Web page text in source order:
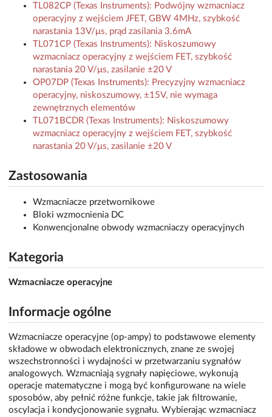
TL082CP (Texas Instruments): Podwójny wzmacniacz
operacyjny z wejściem JFET, GBW 4MHz, szybkość
narastania 13V/μs, prąd zasilania 3.6mA
TL071CP (Texas Instruments): Niskoszumowy
wzmacniacz operacyjny z wejściem FET, szybkość
narastania 20 V/μs, zasilanie ±20 V
OP07DP (Texas Instruments): Precyzyjny wzmacniacz
operacyjny, niskoszumowy, ±15V, nie wymaga
zewnętrznych elementów
TL071BCDR (Texas Instruments): Niskoszumowy
wzmacniacz operacyjny z wejściem FET, szybkość
narastania 20 V/μs, zasilanie ±20 V
Zastosowania
Wzmacniacze przetwornikowe
Bloki wzmocnienia DC
Konwencjonalne obwody wzmacniaczy operacyjnych
Kategoria
Wzmacniacze operacyjne
Informacje ogólne
Wzmacniacze operacyjne (op-ampy) to podstawowe elementy
składowe w obwodach elektronicznych, znane ze swojej
wszechstronności i wydajności w przetwarzaniu sygnałów
analogowych. Wzmacniają sygnały napięciowe, wykonują
operacje matematyczne i mogą być konfigurowane na wiele
sposobów, aby pełnić różne funkcje, takie jak filtrowanie,
oscylacja i kondycjonowanie sygnału. Wybierając wzmacniacz